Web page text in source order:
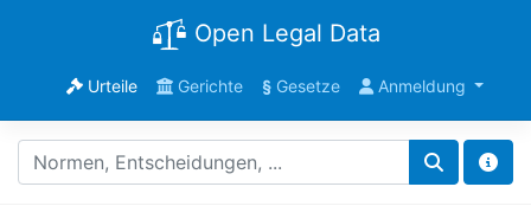
Open Legal Data
Urteile Gerichte §Gesetze Anmeldung